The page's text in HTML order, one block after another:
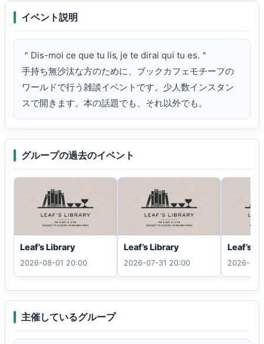
イベント説明
＂Dis-moi ce que tu lis‚ je te dirai qui tu es․＂
手持ち無沙汰な方のために、ブックカフェモチーフの
ワールドで行う雑談イベントです。少人数インスタン
スで開きます。本の話題でも、それ以外でも。
グループの過去のイベント
Leaf’s Library
2026-08-01 20:00
Leaf’s Library
2026-07-31 20:00
Leaf’s
2026-
主催しているグループ